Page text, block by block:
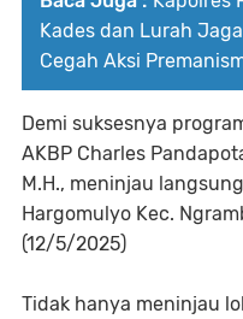
Kades dan Lurah
Cegah Aksi
Demi suksesnya
AKBP Charles
M.H., meninjau
Hargomulyo Kec.
(12/5/2025)
Tidak hanya meninjau